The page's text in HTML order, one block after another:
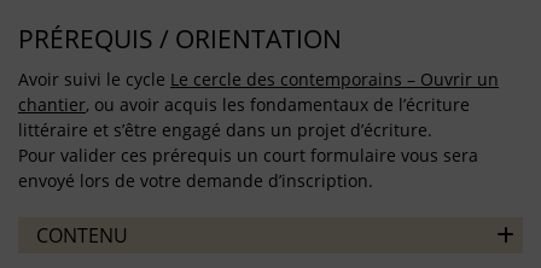
PRÉREQUIS / ORIENTATION
Avoir suivi le cycle Le cercle des contemporains – Ouvrir un
chantier, ou avoir acquis les fondamentaux de l’écriture
littéraire et s’être engagé dans un projet d’écriture.
Pour valider ces prérequis un court formulaire vous sera
envoyé lors de votre demande d’inscription.
CONTENU